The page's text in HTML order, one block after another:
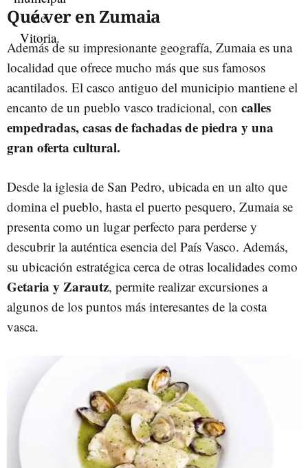
Qué ver en Zumaia
Además de su impresionante geografía, Zumaia es una
localidad que ofrece mucho más que sus famosos
acantilados. El casco antiguo del municipio mantiene el
encanto de un pueblo vasco tradicional, con calles
empedradas, casas de fachadas de piedra y una
gran oferta cultural.
Desde la iglesia de San Pedro, ubicada en un alto que
domina el pueblo, hasta el puerto pesquero, Zumaia se
presenta como un lugar perfecto para perderse y
descubrir la auténtica esencia del País Vasco. Además,
su ubicación estratégica cerca de otras localidades como
Getaria y Zarautz, permite realizar excursiones a
algunos de los puntos más interesantes de la costa
vasca.